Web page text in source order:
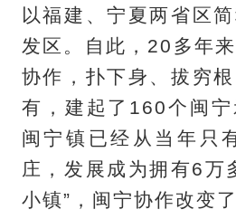
以福建、宁夏两省区
发区。自此，20多年
协作，扑下身、拔穷
有，建起了160个闽宁
闽宁镇已经从当年只
庄，发展成为拥有6万
小镇”，闽宁协作改变